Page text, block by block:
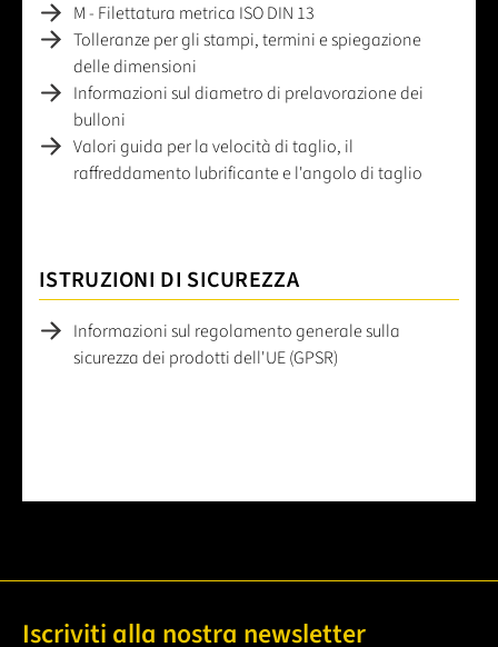
M - Filettatura metrica ISO DIN 13
Tolleranze per gli stampi, termini e spiegazione
delle dimensioni
Informazioni sul diametro di prelavorazione dei
bulloni
Valori guida per la velocità di taglio, il
raffreddamento lubrificante e l'angolo di taglio
ISTRUZIONI DI SICUREZZA
Informazioni sul regolamento generale sulla
sicurezza dei prodotti dell'UE (GPSR)
Iscriviti alla nostra newsletter